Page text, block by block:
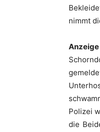
nimmt
Polizei
die